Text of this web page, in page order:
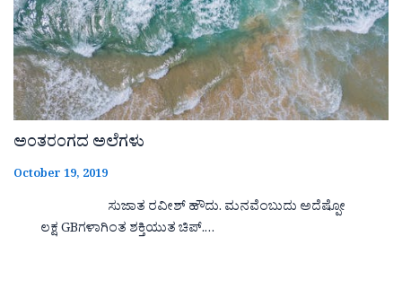
ಅಂತರಂಗದ ಅಲೆಗಳು
October 19, 2019
ಸುಜಾತ ರವೀಶ್ ಹೌದು. ಮನವೆಂಬುದು ಅದೆಷ್ಪೋ
ಲಕ್ಷ GBಗಳಾಗಿಂತ ಶಕ್ತಿಯುತ ಚಿಪ್.…